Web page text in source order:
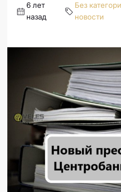
6 лет
назад
Без
новости